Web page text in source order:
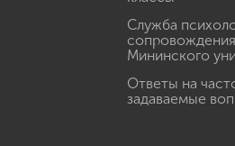
Служба
сопровождения
Мининского
Ответы на
задаваемые